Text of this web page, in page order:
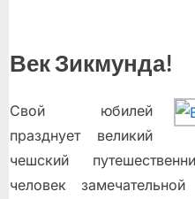
Век Зикмунда!
Свой юбилей
празднует великий
чешский
человек